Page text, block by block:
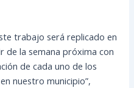
trabajo será replicado en
de la semana próxima con
de cada uno de los
nuestro municipio”,